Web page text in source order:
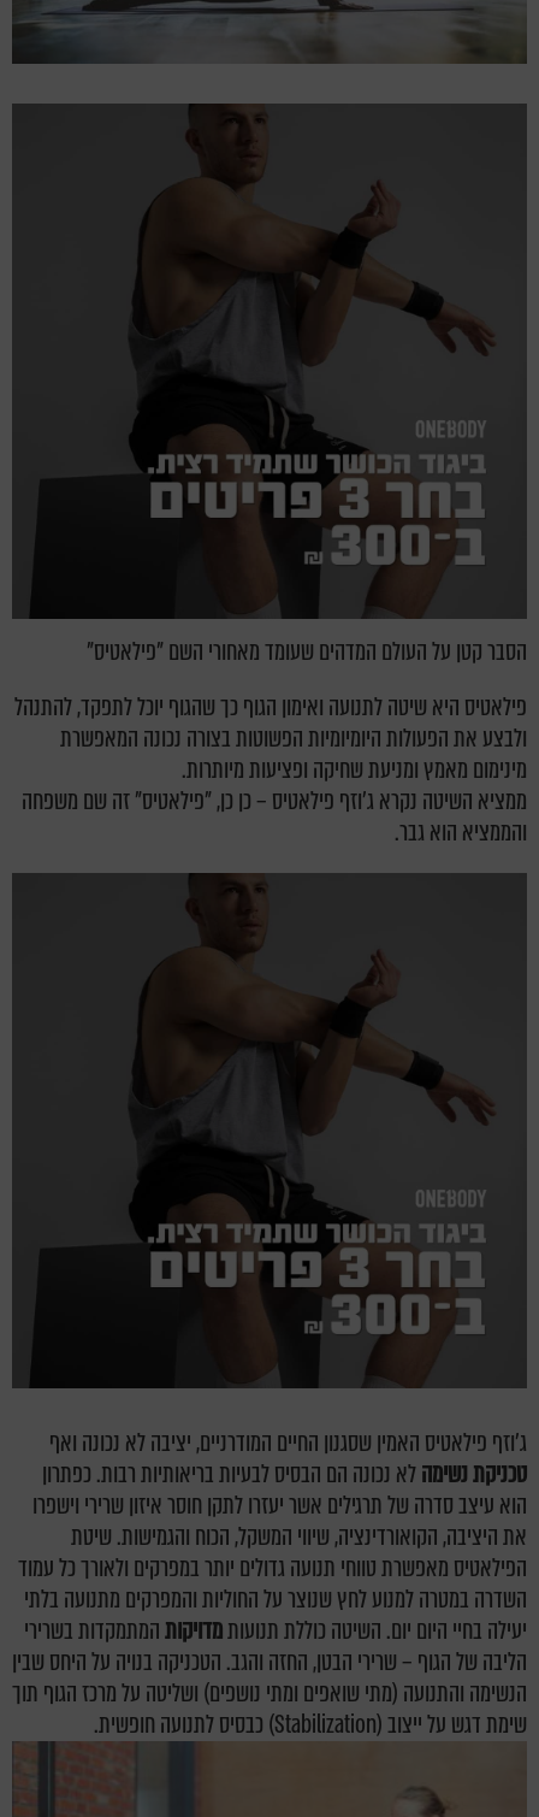
הסבר קטן על העולם המדהים שעומד מאחורי השם "פילאטיס"
פילאטיס היא שיטה לתנועה ואימון הגוף כך שהגוף יוכל לתפקד, להתנהל
ולבצע את הפעולות היומיומיות הפשוטות בצורה נכונה המאפשרת
מינימום מאמץ ומניעת שחיקה ופציעות מיותרות.
ממציא השיטה נקרא ג'וזף פילאטיס – כן כן, "פילאטיס" זה שם משפחה
והממציא הוא גבר.
ג'וזף פילאטיס האמין שסגנון החיים המודרניים, יציבה לא נכונה ואף
טכניקת נשימהלא נכונה הם הבסיס לבעיות בריאותיות רבות. כפתרון
הוא עיצב סדרה של תרגילים אשר יעזרו לתקן חוסר איזון שרירי וישפרו
את היציבה, הקואורדינציה, שיווי המשקל, הכוח והגמישות. שיטת
הפילאטיס מאפשרת טווחי תנועה גדולים יותר במפרקים ולאורך כל עמוד
השדרה במטרה למנוע לחץ שנוצר על החוליות והמפרקים מתנועה בלתי
יעילה בחיי היום יום. השיטה כוללת תנועותמדויקותהמתמקדות בשרירי
הליבה של הגוף – שרירי הבטן, החזה והגב. הטכניקה בנויה על היחס שבין
הנשימה והתנועה (מתי שואפים ומתי נושפים) ושליטה על מרכז הגוף תוך
שימת דגש על ייצוב (Stabilization) כבסיס לתנועה חופשית.